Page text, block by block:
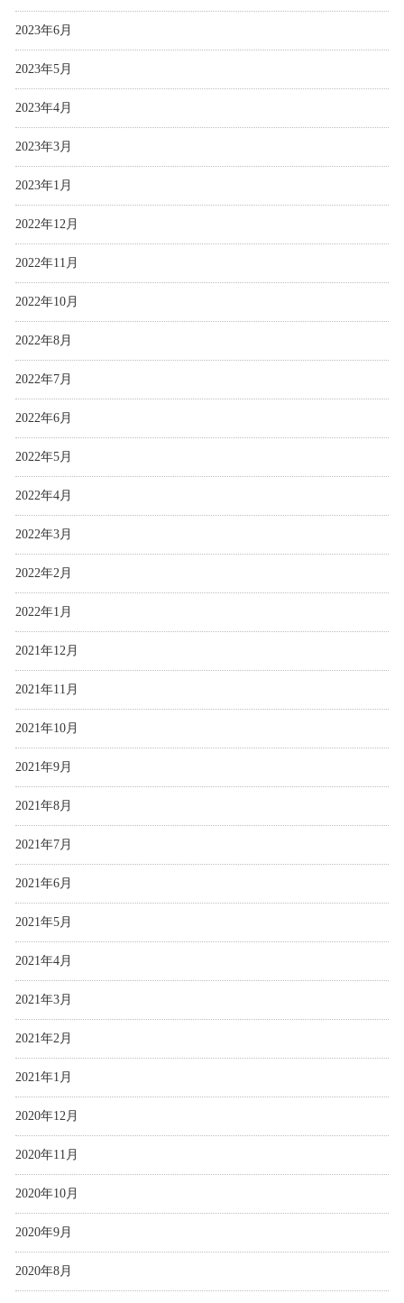
2023年6月
2023年5月
2023年4月
2023年3月
2023年1月
2022年12月
2022年11月
2022年10月
2022年8月
2022年7月
2022年6月
2022年5月
2022年4月
2022年3月
2022年2月
2022年1月
2021年12月
2021年11月
2021年10月
2021年9月
2021年8月
2021年7月
2021年6月
2021年5月
2021年4月
2021年3月
2021年2月
2021年1月
2020年12月
2020年11月
2020年10月
2020年9月
2020年8月